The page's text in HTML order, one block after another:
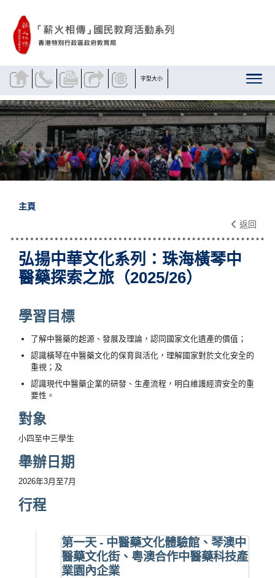
字型大小
主頁
返回
弘揚中華文化系列：珠海橫琴中
醫藥探索之旅（2025/26）
學習目標
了解中醫藥的起源、發展及理論，認同國家文化遺產的價值；
認識橫琴在中醫藥文化的保育與活化，理解國家對於文化安全的
重視；及
認識現代中醫藥企業的研發、生產流程，明白維護經濟安全的重
要性。
對象
小四至中三學生
舉辦日期
2026年3月至7月
行程
第一天 - 中醫藥文化體驗館、琴澳中
醫藥文化街、粵澳合作中醫藥科技產
業園內企業